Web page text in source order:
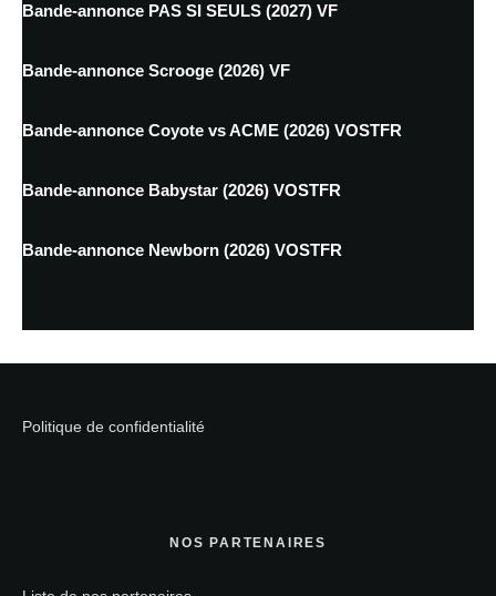
Bande-annonce PAS SI SEULS (2027) VF
Bande-annonce Scrooge (2026) VF
Bande-annonce Coyote vs ACME (2026) VOSTFR
Bande-annonce Babystar (2026) VOSTFR
Bande-annonce Newborn (2026) VOSTFR
Politique de confidentialité
NOS PARTENAIRES